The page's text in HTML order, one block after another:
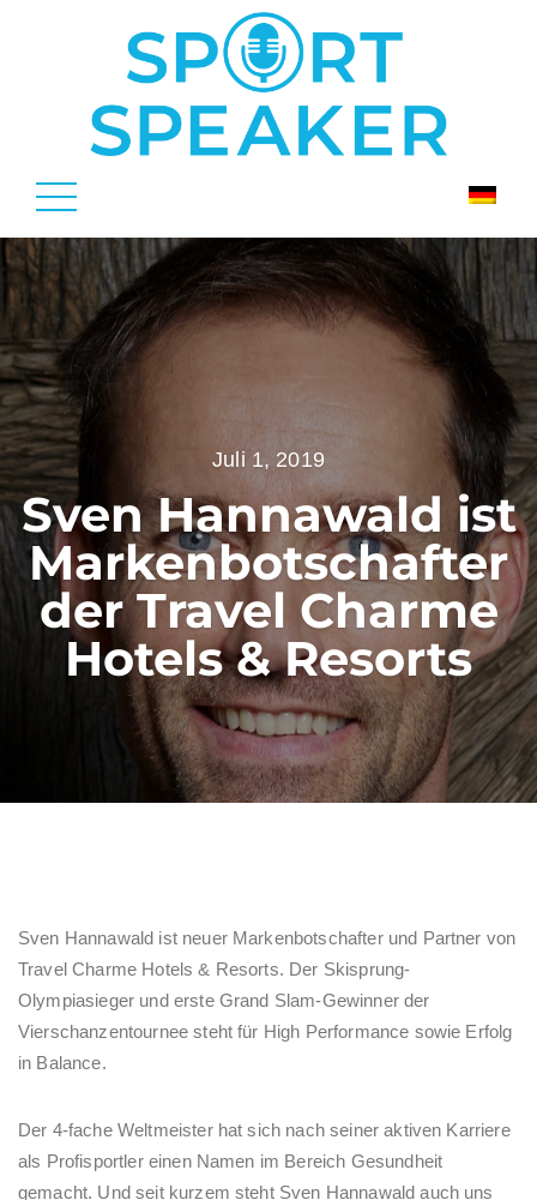
Juli 1, 2019
Sven Hannawald ist
Markenbotschafter
der Travel Charme
Hotels & Resorts
Sven Hannawald ist neuer Markenbotschafter und Partner von
Travel Charme Hotels & Resorts. Der Skisprung-
Olympiasieger und erste Grand Slam-Gewinner der
Vierschanzentournee steht für High Performance sowie Erfolg
in Balance.
Der 4-fache Weltmeister hat sich nach seiner aktiven Karriere
als Profisportler einen Namen im Bereich Gesundheit
gemacht. Und seit kurzem steht Sven Hannawald auch uns